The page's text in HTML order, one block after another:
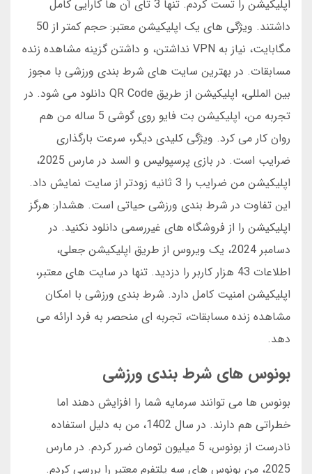
اپلیکیشن را تست کردم. تنها 3 تای آن ها کارایی کامل
داشتند. ویژگی های یک اپلیکیشن معتبر: حجم کمتر از 50
مگابایت، نیاز به VPN نداشتن، و داشتن گزینه مشاهده زنده
مسابقات. در بهترین سایت های شرط بندی ورزشی با مجوز
بین المللی، اپلیکیشن از طریق QR Code دانلود می شود. در
تجربه من، اپلیکیشن بت فایو روی گوشی 5 ساله من هم
روان کار می کرد. ویژگی کلیدی دیگر، سرعت بارگذاری
ضرایب است. در بازی پرسپولیس و السد در مارس 2025،
اپلیکیشن من ضرایب را 3 ثانیه زودتر از سایت نمایش داد.
این تفاوت در شرط بندی ورزشی حیاتی است. هشدار: هرگز
اپلیکیشن را از فروشگاه های غیررسمی دانلود نکنید. در
دسامبر 2024، یک ویروس از طریق اپلیکیشن جعلی،
اطلاعات 43 هزار کاربر را دزدید. تنها در سایت های معتبر،
اپلیکیشن امنیت کامل دارد. شرط بندی ورزشی با امکان
مشاهده زنده مسابقات، تجربه ای منحصر به فرد ارائه می
دهد.
بونوس های شرط بندی ورزشی
بونوس ها می توانند سرمایه شما را افزایش دهند اما
خطراتی هم دارند. در سال 1402، من به دلیل استفاده
نادرست از بونوس، 5 میلیون تومان ضرر کردم. در مارس
2025، من بونوس های سه پلتفرم معتبر را بررسی کردم.